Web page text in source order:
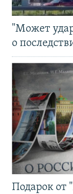
"Может
о
Подарок от